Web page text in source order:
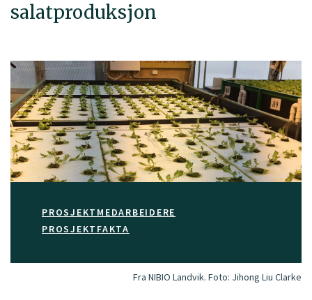
salatproduksjon
PROSJEKTMEDARBEIDERE
PROSJEKTFAKTA
Fra NIBIO Landvik. Foto: Jihong Liu Clarke